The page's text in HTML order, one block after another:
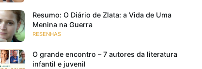
Resumo: O Diário de Zlata: a Vida de Uma
Menina na Guerra
RESENHAS
O grande encontro – 7 autores da literatura
infantil e juvenil